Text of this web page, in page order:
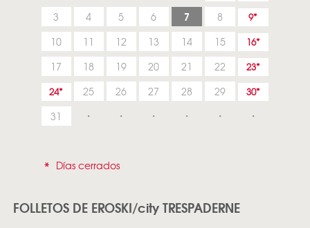
3 4 5 6 7 8 9
10 11 12 13 14 15 16
17 18 19 20 21 22
23
24
25 26 27 28 29 30
31
* Días cerrados
FOLLETOS DE EROSKI/city TRESPADERNE